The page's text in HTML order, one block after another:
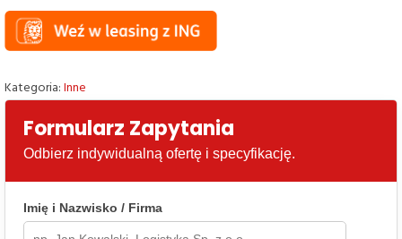
Kategoria:Inne
Formularz Zapytania
Odbierz indywidualną ofertę i specyfikację.
Imię i Nazwisko / Firma